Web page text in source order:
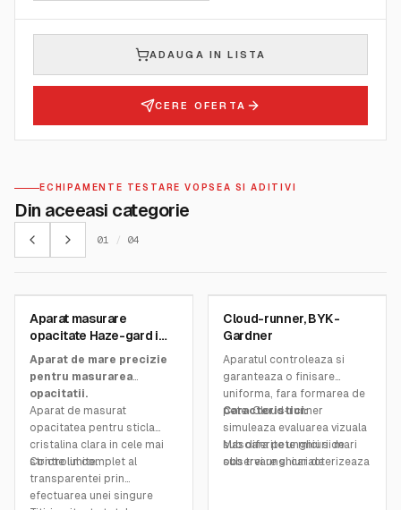
ADAUGA IN LISTA
CERE OFERTA
ECHIPAMENTE TESTARE VOPSEA SI ADITIVI
Din aceeasi categorie
01 / 04
SKU:4797
Aparat masurare
opacitate Haze-gard i
Pro, BYK-Gardner
Aparat de mare precizie
pentru masurarea
opacitatii.
Aparat de masurat
opacitatea pentru sticla
cristalina clara in cele mai
stricte limite.
Controlul complet al
transparentei prin
efectuarea unei singure
SKU:6350
Cloud-runner, BYK-
Gardner
Aparatul controleaza si
garanteaza o finisare
uniforma, fara formarea de
pete. Cloud-runner
simuleaza evaluarea vizuala
sub diferite unghiuri de
observare si caracterizeaza
Caracteristici:
Masoara pete mici si mari
sub trei unghiuri de